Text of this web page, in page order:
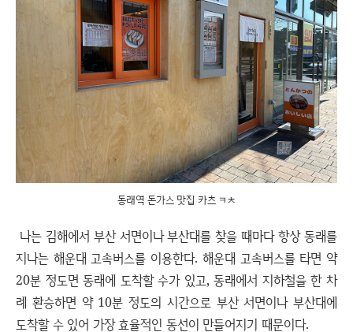
동래역 돈가스 맛집 카츠 ㅋㅊ
나는 김해에서 부산 서면이나 부산대를 찾을 때마다 항상 동래를
지나는 해운대 고속버스를 이용한다. 해운대 고속버스를 타면 약
20분 정도면 동래에 도착할 수가 있고, 동래에서 지하철을 한 차
례 환승하면 약 10분 정도의 시간으로 부산 서면이나 부산대에
도착할 수 있어 가장 효율적인 동선이 만들어지기 때문이다.